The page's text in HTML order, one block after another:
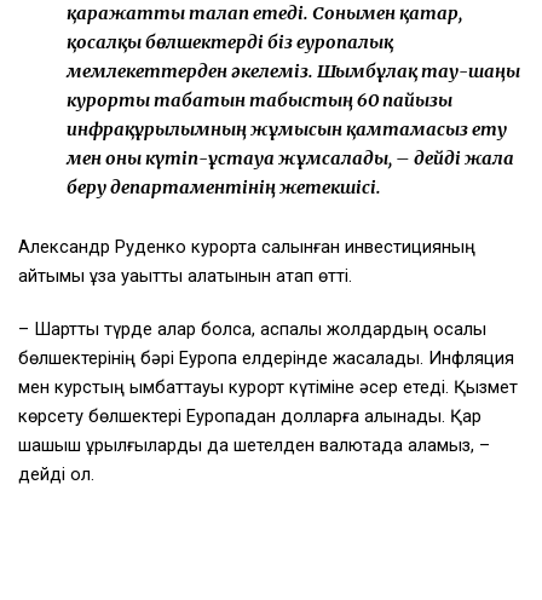
қаражатты талап етеді. Сонымен қатар,
қосалқы бөлшектерді біз еуропалық
мемлекеттерден әкелеміз. Шымбұлақ тау-шаңғы
курорты табатын табыстың 60 пайызы
инфрақұрылымның жұмысын қамтамасыз ету
мен оны күтіп-ұстауға жұмсалады, – дейді жалға
беру департаментінің жетекшісі.
Александр Руденко курортқа салынған инвестицияның
қайтымы ұзақ уақытты алатынын атап өтті.
– Шартты түрде алар болсақ, аспалы жолдардың қосалқы
бөлшектерінің бәрі Еуропа елдерінде жасалады. Инфляция
мен курстың қымбаттауы курорт күтіміне әсер етеді. Қызмет
көрсету бөлшектері Еуропадан долларға алынады. Қар
шашқыш құрылғыларды да шетелден валютада аламыз, –
дейді ол.